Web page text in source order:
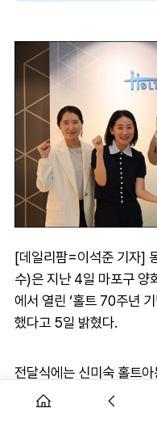
[데일리팜=이석준 기자]
수)은 지난 4일 마포구 양
에서 열린 ‘홀트 70주년
했다고 5일 밝혔다.
전달식에는 신미숙 홀트
부 본부장, 최명신 홀트